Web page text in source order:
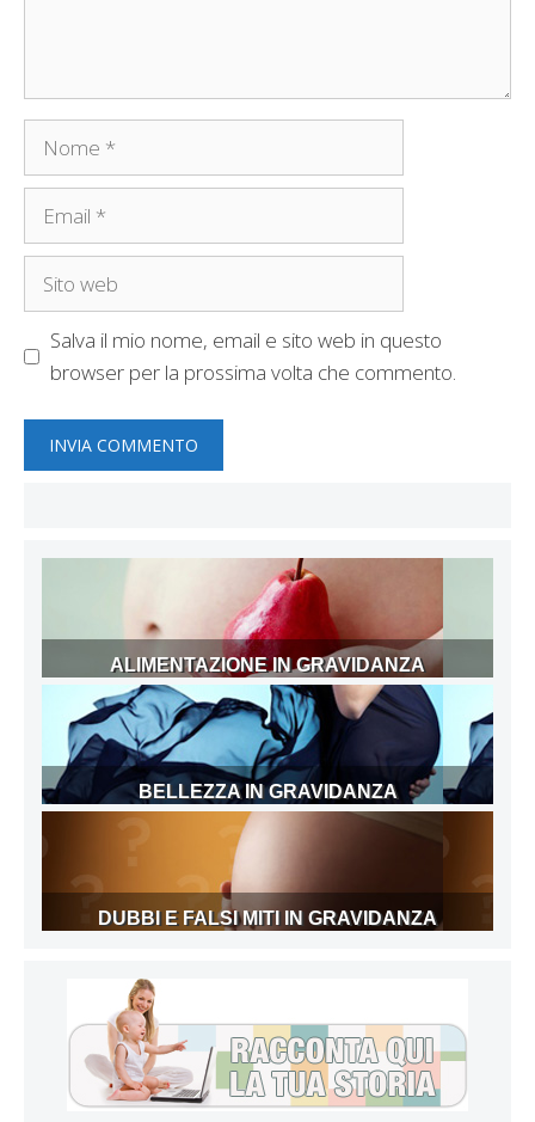
Nome
Email
Sito
Salva il mio nome, email e sito web in questo
browser per la prossima volta che commento.
ALIMENTAZIONE IN GRAVIDANZA
BELLEZZA IN GRAVIDANZA
DUBBI E FALSI MITI IN GRAVIDANZA